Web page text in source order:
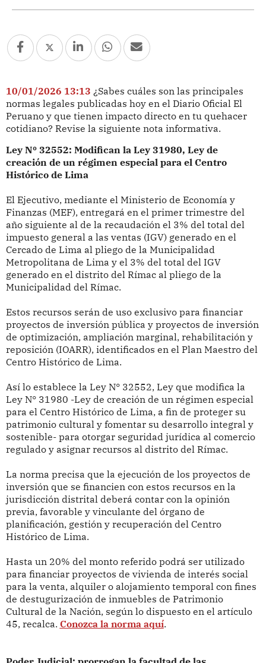
10/01/2026 13:13 ¿Sabes cuáles son las principales
normas legales publicadas hoy en el Diario Oficial El
Peruano y que tienen impacto directo en tu quehacer
cotidiano? Revise la siguiente nota informativa.
Ley Nº 32552: Modifican la Ley 31980, Ley de
creación de un régimen especial para el Centro
Histórico de Lima
El Ejecutivo, mediante el Ministerio de Economía y
Finanzas (MEF), entregará en el primer trimestre del
año siguiente al de la recaudación el 3% del total del
impuesto general a las ventas (IGV) generado en el
Cercado de Lima al pliego de la Municipalidad
Metropolitana de Lima y el 3% del total del IGV
generado en el distrito del Rímac al pliego de la
Municipalidad del Rímac.
Estos recursos serán de uso exclusivo para financiar
proyectos de inversión pública y proyectos de inversión
de optimización, ampliación marginal, rehabilitación y
reposición (IOARR), identificados en el Plan Maestro del
Centro Histórico de Lima.
Así lo establece la Ley N° 32552, Ley que modifica la
Ley N° 31980 -Ley de creación de un régimen especial
para el Centro Histórico de Lima, a fin de proteger su
patrimonio cultural y fomentar su desarrollo integral y
sostenible- para otorgar seguridad jurídica al comercio
regulado y asignar recursos al distrito del Rímac.
La norma precisa que la ejecución de los proyectos de
inversión que se financien con estos recursos en la
jurisdicción distrital deberá contar con la opinión
previa, favorable y vinculante del órgano de
planificación, gestión y recuperación del Centro
Histórico de Lima.
Hasta un 20% del monto referido podrá ser utilizado
para financiar proyectos de vivienda de interés social
para la venta, alquiler o alojamiento temporal con fines
de destugurización de inmuebles de Patrimonio
Cultural de la Nación, según lo dispuesto en el artículo
45, recalca. Conozca la norma aquí.